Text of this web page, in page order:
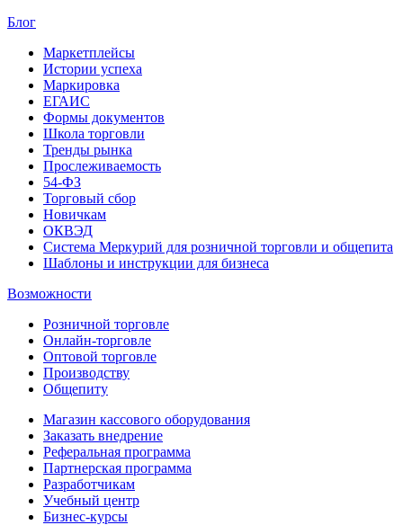
Блог
Маркетплейсы
Истории успеха
Маркировка
ЕГАИС
Формы документов
Школа торговли
Тренды рынка
Прослеживаемость
54-ФЗ
Торговый сбор
Новичкам
ОКВЭД
Система Меркурий для розничной торговли и общепита
Шаблоны и инструкции для бизнеса
Возможности
Розничной торговле
Онлайн-торговле
Оптовой торговле
Производству
Общепиту
Магазин кассового оборудования
Заказать внедрение
Реферальная программа
Партнерская программа
Разработчикам
Учебный центр
Бизнес‑курсы